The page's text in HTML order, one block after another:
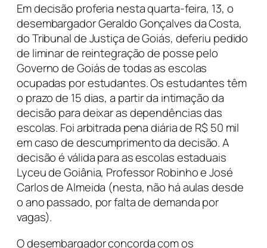
Em decisão proferia nesta quarta-feira, 13, o
desembargador Geraldo Gonçalves da Costa,
do Tribunal de Justiça de Goiás, deferiu pedido
de liminar de reintegração de posse pelo
Governo de Goiás de todas as escolas
ocupadas por estudantes. Os estudantes têm
o prazo de 15 dias, a partir da intimação da
decisão para deixar as dependências das
escolas. Foi arbitrada pena diária de R$ 50 mil
em caso de descumprimento da decisão. A
decisão é válida para as escolas estaduais
Lyceu de Goiânia, Professor Robinho e José
Carlos de Almeida (nesta, não há aulas desde
o ano passado, por falta de demanda por
vagas).
O desembargador concorda com os